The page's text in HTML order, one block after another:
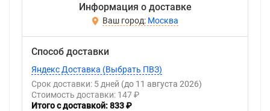
Информация о доставке
Москва
Способ доставки
Яндекс Доставка (Выбрать ПВЗ)
Срок доставки: 5 дней (до 11 августа 2026)
Стоимость доставки: 147 ₽
Итого с доставкой: 833 ₽